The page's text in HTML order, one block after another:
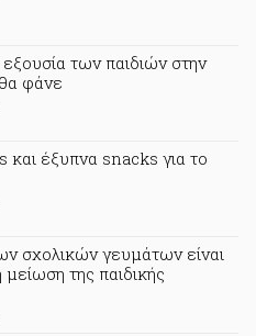
των παιδιών στην
φάνε
και έξυπνα snacks για το
σχολικών γευμάτων είναι
μείωση της παιδικής